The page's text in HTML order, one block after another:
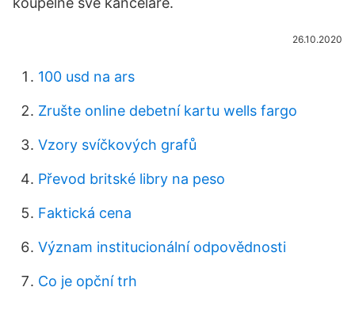
26.10.2020
100 usd na ars
Zrušte online debetní kartu wells fargo
Vzory svíčkových grafů
Převod britské libry na peso
Faktická cena
Význam institucionální odpovědnosti
Co je opční trh